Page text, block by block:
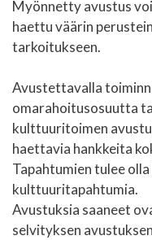
Myönnetty avustus
haettu väärin
tarkoitukseen.
Avustettavalla
omarahoitusosuutta
kulttuuritoimen
haettavia hankkeita
Tapahtumien tulee
kulttuuritapahtumia.
Avustuksia saaneet
selvityksen